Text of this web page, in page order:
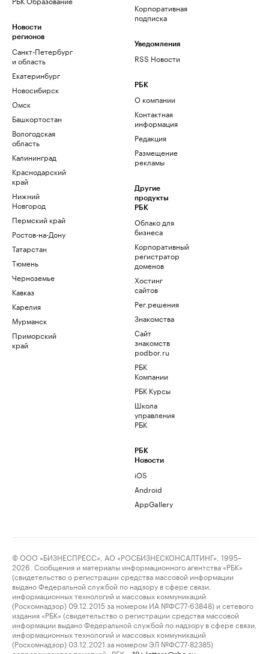
Новости
регионов
Санкт-Петербург
и область
Екатеринбург
Новосибирск
Омск
Башкортостан
Вологодская
область
Калининград
Краснодарский
край
Нижний
Новгород
Пермский край
Ростов-на-Дону
Татарстан
Тюмень
Черноземье
Кавказ
Карелия
Мурманск
Приморский
край
Корпоративная
подписка
Уведомления
RSS Новости
РБК
О компании
Контактная
информация
Редакция
Размещение
рекламы
Другие
продукты
РБК
Облако для
бизнеса
Корпоративный
регистратор
доменов
Хостинг
сайтов
Рег.решения
Знакомства
Сайт
знакомств
podbor.ru
РБК
Компании
РБК Курсы
Школа
управления
РБК
РБК
Новости
iOS
Android
AppGallery
© ООО «БИЗНЕСПРЕСС», АО «РОСБИЗНЕСКОНСАЛТИНГ», 1995–
2026. Сообщения и материалы информационного агентства «РБК»
(свидетельство о регистрации средства массовой информации
выдано Федеральной службой по надзору в сфере связи,
информационных технологий и массовых коммуникаций
(Роскомнадзор) 09.12.2015 за номером ИА №ФС77-63848) и сетевого
издания «РБК» (свидетельство о регистрации средства массовой
информации выдано Федеральной службой по надзору в сфере связи,
информационных технологий и массовых коммуникаций
(Роскомнадзор) 03.12.2021 за номером ЭЛ №ФС77-82385)